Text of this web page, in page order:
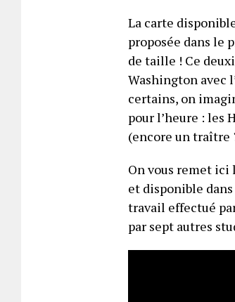
La carte
proposée dans le
de taille ! Ce
Washington avec
certains, on
pour l’heure : les
(encore un traître
On vous remet ici
et disponible
travail effectué
par sept autres